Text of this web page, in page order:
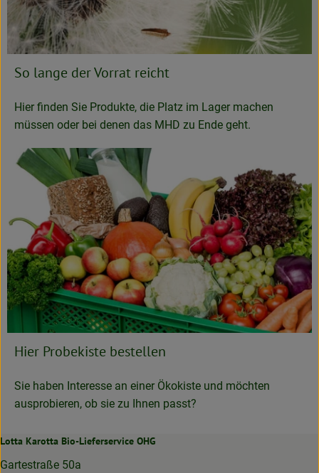
So lange der Vorrat reicht
Hier finden Sie Produkte, die Platz im Lager machen
müssen oder bei denen das MHD zu Ende geht.
Hier Probekiste bestellen
Sie haben Interesse an einer Ökokiste und möchten
ausprobieren, ob sie zu Ihnen passt?
Lotta Karotta Bio-Lieferservice OHG
Gartestraße 50a